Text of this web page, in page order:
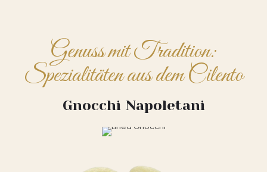
Genuss mit Tradition:
Spezialitäten aus dem Cilento
Gnocchi Napoletani